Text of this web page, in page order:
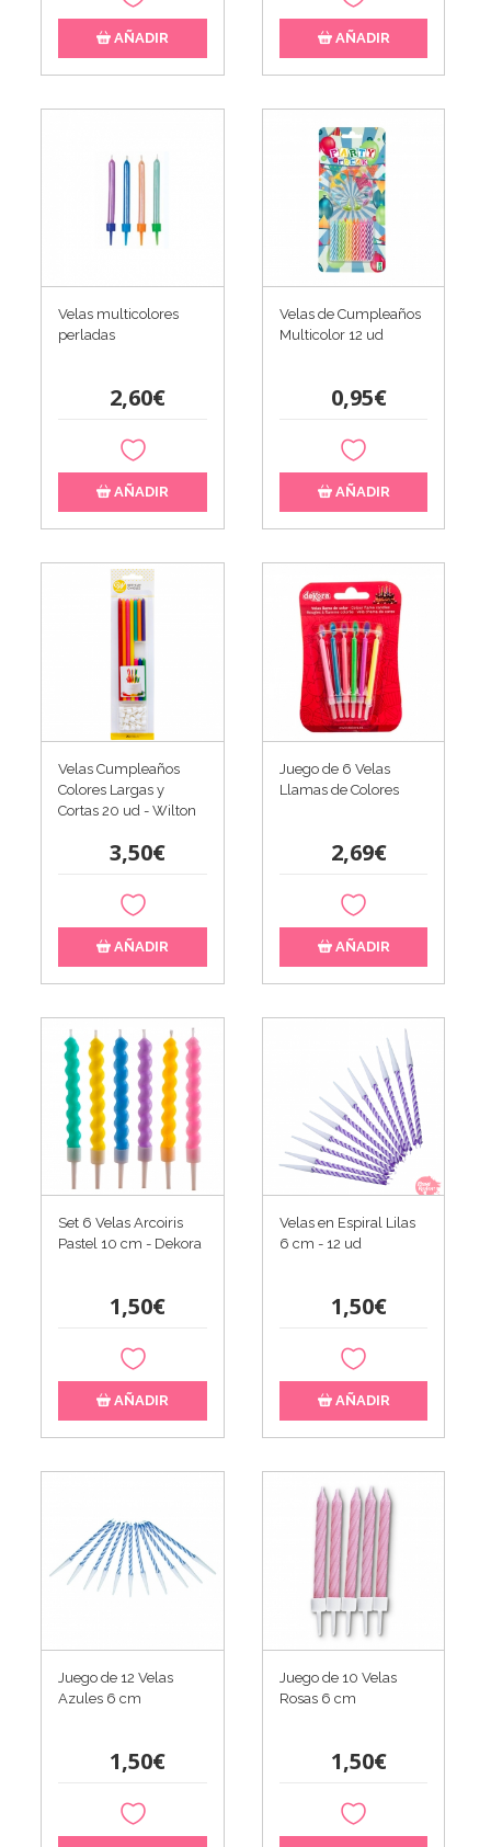
AÑADIR AÑADIR
Velas multicolores
perladas
2,60€
AÑADIR
Velas de Cumpleaños
Multicolor 12 ud
0,95€
AÑADIR
Velas Cumpleaños
Colores Largas y
Cortas 20 ud - Wilton
3,50€
AÑADIR
Juego de 6 Velas
Llamas de Colores
2,69€
AÑADIR
Set 6 Velas Arcoiris
Pastel 10 cm - Dekora
1,50€
AÑADIR
Velas en Espiral Lilas
6 cm - 12 ud
1,50€
AÑADIR
Juego de 12 Velas
Azules 6 cm
1,50€
Juego de 10 Velas
Rosas 6 cm
1,50€